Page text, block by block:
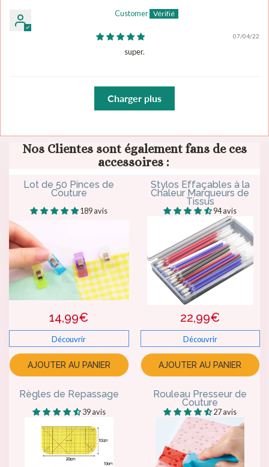
Customer
07/04/22
super.
Charger plus
Nos Clientes sont également fans de ces
accessoires :
Lot de 50 Pinces de
Couture
189 avis
14,99€
Découvrir
AJOUTER AU PANIER
Stylos Effaçables à la
Chaleur Marqueurs de
Tissus
94 avis
22,99€
Découvrir
AJOUTER AU PANIER
Règles de Repassage
39 avis
Rouleau Presseur de
Couture
27 avis